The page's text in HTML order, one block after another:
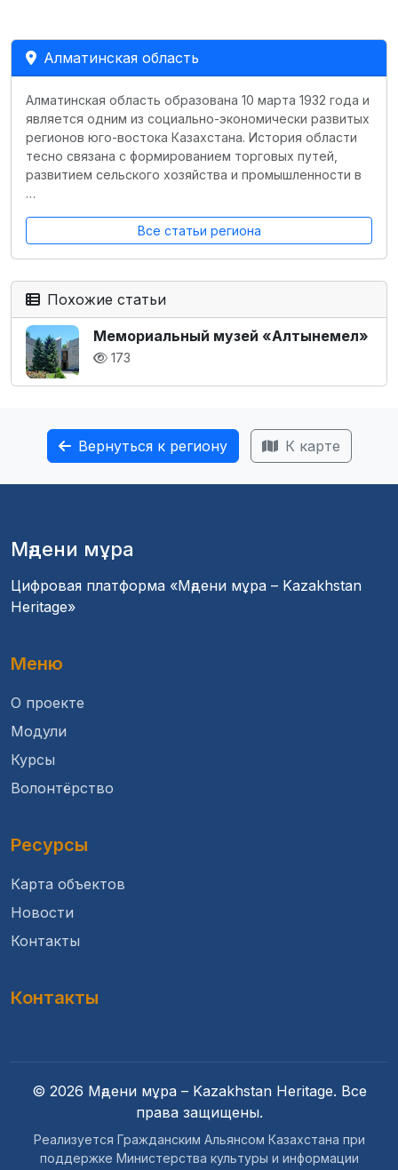
Алматинская область
Алматинская область образована 10 марта 1932 года и
является одним из социально-экономически развитых
регионов юго-востока Казахстана. История области
тесно связана с формированием торговых путей,
развитием сельского хозяйства и промышленности в
…
Все статьи региона
Похожие статьи
Мемориальный музей «Алтынемел»
173
Вернуться к региону К карте
Мәдени мұра
Цифровая платформа «Мәдени мұра – Kazakhstan
Heritage»
Меню
О проекте
Модули
Курсы
Волонтёрство
Ресурсы
Карта объектов
Новости
Контакты
Контакты
© 2026 Мәдени мұра – Kazakhstan Heritage. Все
права защищены.
Реализуется Гражданским Альянсом Казахстана при
поддержке Министерства культуры и информации